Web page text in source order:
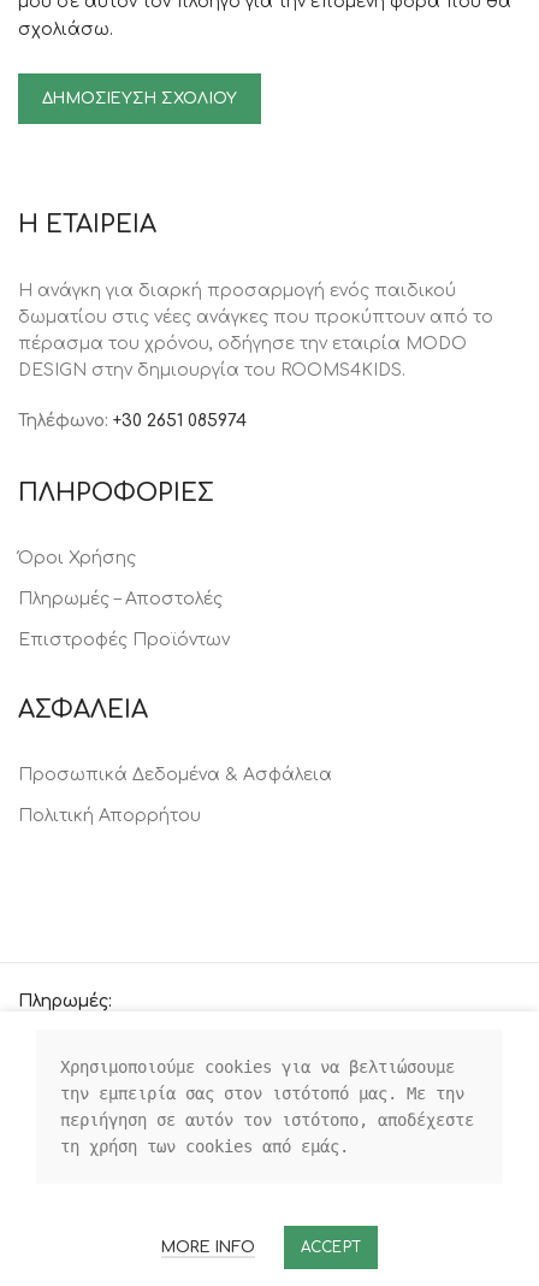
σχολιάσω.
Η ΕΤΑΙΡΕΙΑ
Η ανάγκη για διαρκή προσαρμογή ενός παιδικού
δωματίου στις νέες ανάγκες που προκύπτουν από το
πέρασμα του χρόνου, oδήγησε την εταιρία MODO
DESIGN στην δημιουργία του ROOMS4KIDS.
Τηλέφωνο: +30 2651 085974
ΠΛΗΡΟΦΟΡΙΕΣ
Όροι Χρήσης
Πληρωμές – Αποστολές
Επιστροφές Προϊόντων
ΑΣΦΑΛΕΙΑ
Προσωπικά Δεδομένα & Ασφάλεια
Πολιτική Απορρήτου
Πληρωμές:
Οι κοινωνικοί μας σύνδεσμοι:
ROOMS4KIDS 2021-23 CREATED BYWEBTARGET
Χρησιμοποιούμε cookies για να βελτιώσουμε
την εμπειρία σας στον ιστότοπό μας. Με την
περιήγηση σε αυτόν τον ιστότοπο, αποδέχεστε
τη χρήση των cookies από εμάς.
MORE INFO ACCEPT